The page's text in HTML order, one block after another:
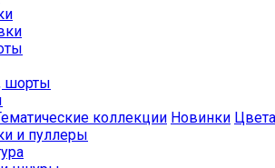
шорты
коллекции Новинки Цвета
и пуллеры